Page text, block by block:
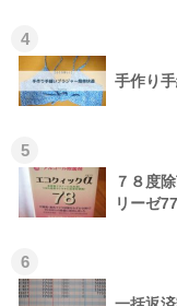
4
手作り
5
７８度
リーゼ
6